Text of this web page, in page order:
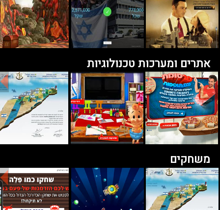
אתרים ומערכות טכנולוגיות
משחקים